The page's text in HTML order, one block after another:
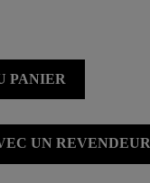
PANIER
UN REVENDEUR